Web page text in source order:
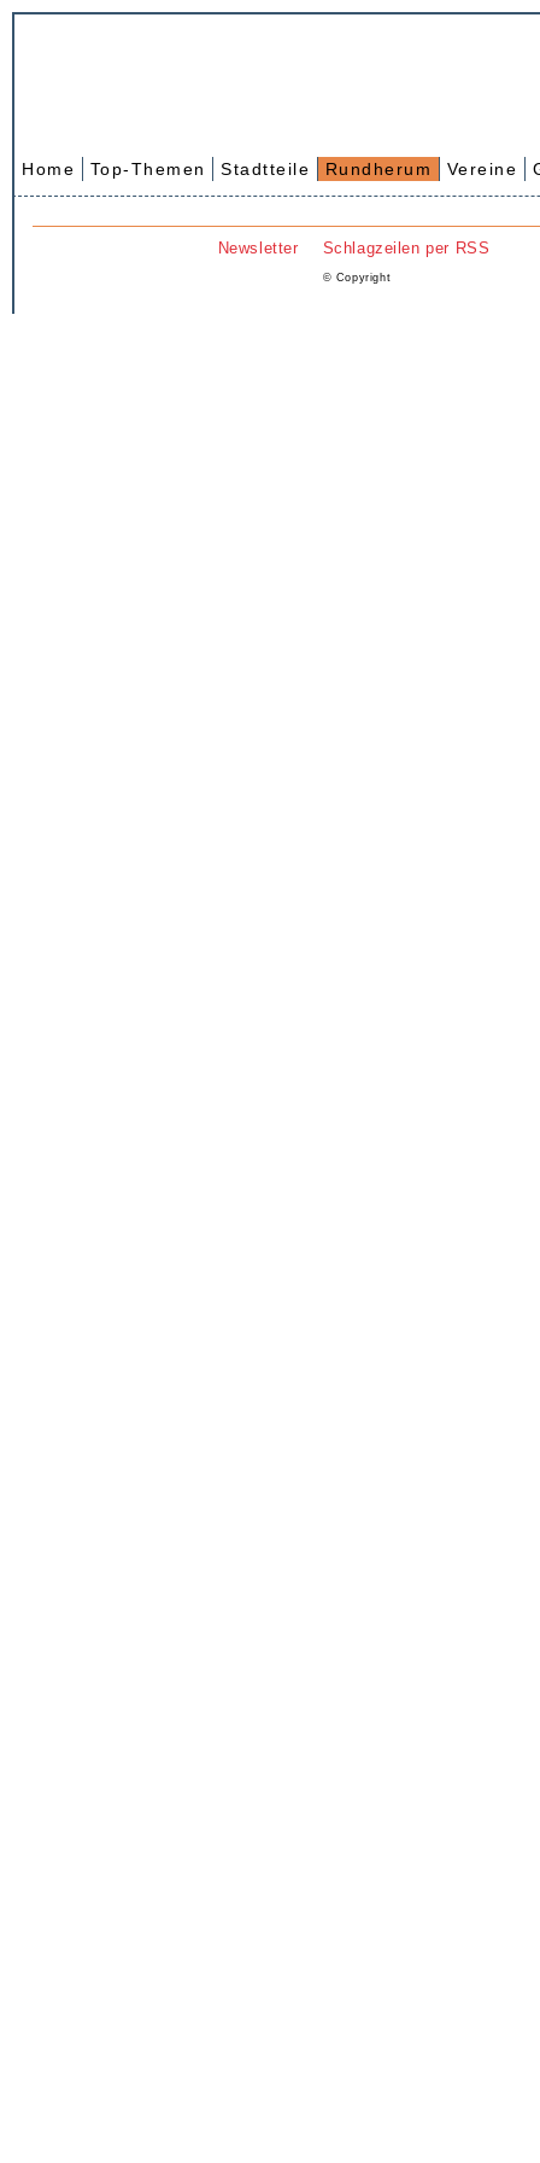
Home Top-Themen Stadtteile Rundherum Vereine
Newsletter Schlagzeilen per RSS
© Copyright